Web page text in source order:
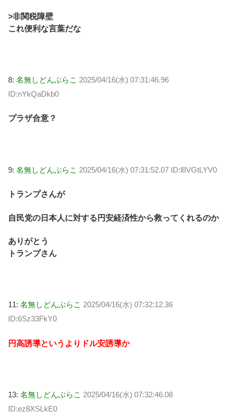
>非関税障壁
これ便利な言葉だな
8: 名無しどんぶらこ 2025/04/16(水) 07:31:46.96
ID:nYkQaDkb0
プラザ合意？
9: 名無しどんぶらこ 2025/04/16(水) 07:31:52.07 ID:l8VGtLYV0
トランプさんが
自民党の日本人に対する円安経済性から救ってくれるのか
ありがとう
トランプさん
11: 名無しどんぶらこ 2025/04/16(水) 07:32:12.36
ID:6Sz33FkY0
円高誘導というよりドル安誘導か
13: 名無しどんぶらこ 2025/04/16(水) 07:32:46.08
ID:ez8XSLkE0